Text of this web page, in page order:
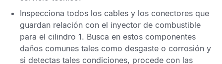
Inspecciona todos los cables y los conectores que
guardan relación con el inyector de combustible
para el cilindro 1. Busca en estos componentes
daños comunes tales como desgaste o corrosión y
si detectas tales condiciones, procede con las